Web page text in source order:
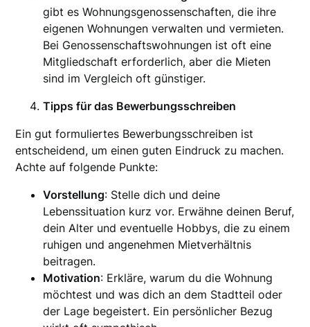
gibt es Wohnungsgenossenschaften, die ihre
eigenen Wohnungen verwalten und vermieten.
Bei Genossenschaftswohnungen ist oft eine
Mitgliedschaft erforderlich, aber die Mieten
sind im Vergleich oft günstiger.
Tipps für das Bewerbungsschreiben
Ein gut formuliertes Bewerbungsschreiben ist
entscheidend, um einen guten Eindruck zu machen.
Achte auf folgende Punkte:
Vorstellung: Stelle dich und deine
Lebenssituation kurz vor. Erwähne deinen Beruf,
dein Alter und eventuelle Hobbys, die zu einem
ruhigen und angenehmen Mietverhältnis
beitragen.
Motivation: Erkläre, warum du die Wohnung
möchtest und was dich an dem Stadtteil oder
der Lage begeistert. Ein persönlicher Bezug